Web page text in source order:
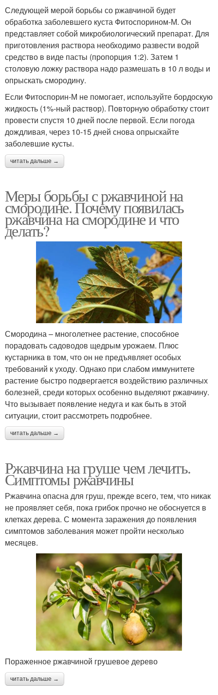
Следующей мерой борьбы со ржавчиной будет
обработка заболевшего куста Фитоспорином-М. Он
представляет собой микробиологический препарат. Для
приготовления раствора необходимо развести водой
средство в виде пасты (пропорция 1:2). Затем 1
столовую ложку раствора надо размешать в 10 л воды и
опрыскать смородину.
Если Фитоспорин-М не помогает, используйте бордоскую
жидкость (1%-ный раствор). Повторную обработку стоит
провести спустя 10 дней после первой. Если погода
дождливая, через 10-15 дней снова опрыскайте
заболевшие кусты.
читать дальше →
Меры борьбы с ржавчиной на
смородине. Почему появилась
ржавчина на смородине и что
делать?
Смородина – многолетнее растение, способное
порадовать садоводов щедрым урожаем. Плюс
кустарника в том, что он не предъявляет особых
требований к уходу. Однако при слабом иммунитете
растение быстро подвергается воздействию различных
болезней, среди которых особенно выделяют ржавчину.
Что вызывает появление недуга и как быть в этой
ситуации, стоит рассмотреть подробнее.
читать дальше →
Ржавчина на груше чем лечить.
Симптомы ржавчины
Ржавчина опасна для груш, прежде всего, тем, что никак
не проявляет себя, пока грибок прочно не обоснуется в
клетках дерева. С момента заражения до появления
симптомов заболевания может пройти несколько
месяцев.
Пораженное ржавчиной грушевое дерево
читать дальше →